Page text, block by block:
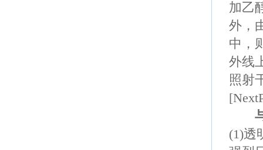
加乙
外，
中，
外线
照射
(1)透